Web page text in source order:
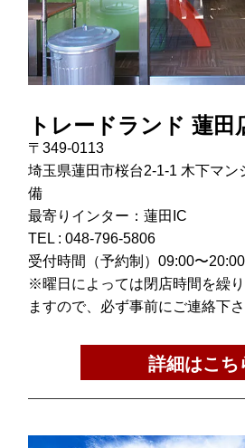
トレードランド 蓮田
〒349-0113
埼玉県蓮田市桜台2-1-1 木下マ
備
最寄りインター：蓮田IC
TEL : 048-796-5806
受付時間（予約制）09:00〜20:00
※曜日によっては閉店時間を繰
ますので、必ず事前にご連絡下さ
詳細はこち